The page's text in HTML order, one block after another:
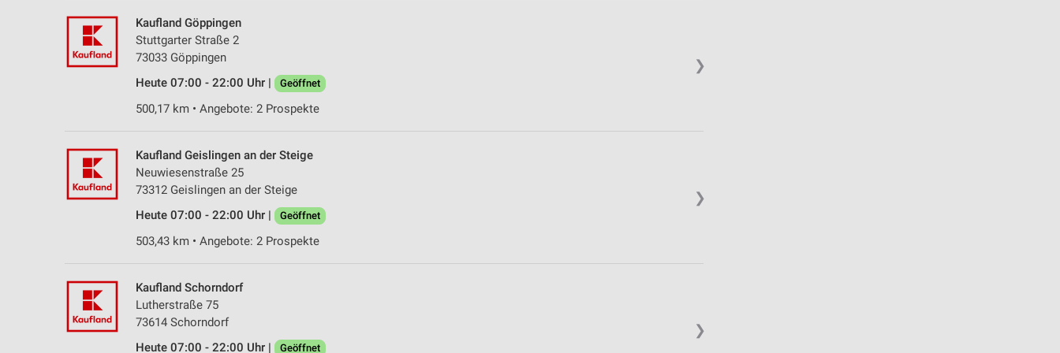
❯
Kaufland Göppingen
Stuttgarter Straße 2
73033 Göppingen
Heute 07:00 - 22:00 Uhr |
Geöffnet
500,17 km • Angebote: 2 Prospekte
❯
Kaufland Geislingen an der Steige
Neuwiesenstraße 25
73312 Geislingen an der Steige
Heute 07:00 - 22:00 Uhr |
Geöffnet
503,43 km • Angebote: 2 Prospekte
❯
Kaufland Schorndorf
Lutherstraße 75
73614 Schorndorf
Heute 07:00 - 22:00 Uhr |
Geöffnet